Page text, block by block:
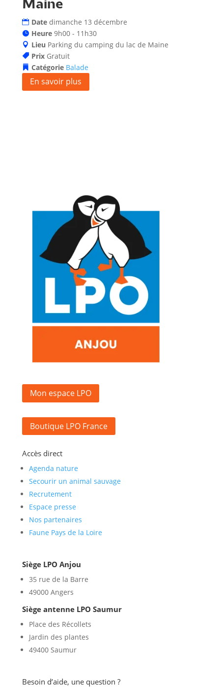
Maine
Date dimanche 13 décembre
Heure 9h00 - 11h30
Lieu Parking du camping du lac de Maine
Prix Gratuit
Catégorie Balade
En savoir plus
Mon espace LPO
Boutique LPO France
Accès direct
Agenda nature
Secourir un animal sauvage
Recrutement
Espace presse
Nos partenaires
Faune Pays de la Loire
Siège LPO Anjou
35 rue de la Barre
49000 Angers
Siège antenne LPO Saumur
Place des Récollets
Jardin des plantes
49400 Saumur
Besoin d’aide, une question ?